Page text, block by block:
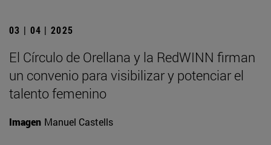
03 | 04 | 2025
El Círculo de Orellana y la RedWINN firman
un convenio para visibilizar y potenciar el
talento femenino
Imagen Manuel Castells